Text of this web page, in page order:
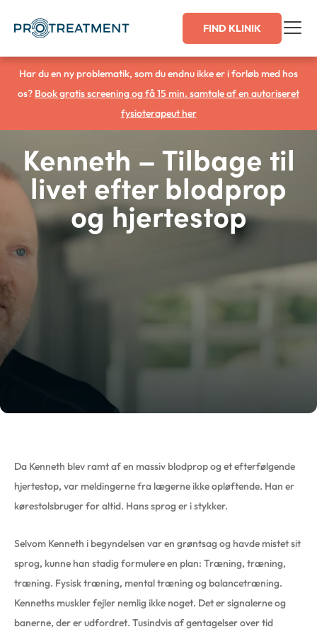
FIND KLINIK
Har du en ny problematik, som du endnu ikke er i forløb med hos
os? Book gratis screening og få 15 min. samtale af en autoriseret
fysioterapeut her
Kenneth – Tilbage til
livet efter blodprop
og hjertestop
Da Kenneth blev ramt af en massiv blodprop og et efterfølgende
hjertestop, var meldingerne fra lægerne ikke opløftende. Han er
kørestolsbruger for altid. Hans sprog er i stykker.
Selvom Kenneth i begyndelsen var en grøntsag og havde mistet sit
sprog, kunne han stadig formulere en plan: Træning, træning,
træning. Fysisk træning, mental træning og balancetræning.
Kenneths muskler fejler nemlig ikke noget. Det er signalerne og
banerne, der er udfordret. Tusindvis af gentagelser over tid